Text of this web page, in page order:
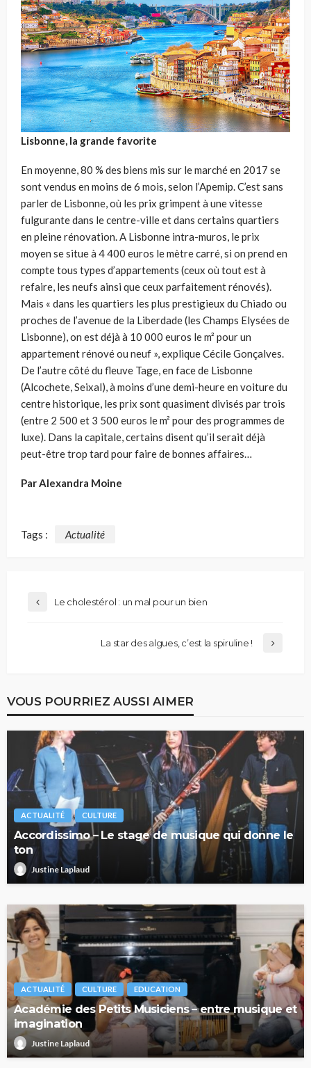
Lisbonne, la grande favorite
En moyenne, 80 % des biens mis sur le marché en 2017 se
sont vendus en moins de 6 mois, selon l’Apemip. C’est sans
parler de Lisbonne, où les prix grimpent à une vitesse
fulgurante dans le centre-ville et dans certains quartiers
en pleine rénovation. A Lisbonne intra-muros, le prix
moyen se situe à 4 400 euros le mètre carré, si on prend en
compte tous types d’appartements (ceux où tout est à
refaire, les neufs ainsi que ceux parfaitement rénovés).
Mais « dans les quartiers les plus prestigieux du Chiado ou
proches de l’avenue de la Liberdade (les Champs Elysées de
Lisbonne), on est déjà à 10 000 euros le m² pour un
appartement rénové ou neuf », explique Cécile Gonçalves.
De l’autre côté du fleuve Tage, en face de Lisbonne
(Alcochete, Seixal), à moins d’une demi-heure en voiture du
centre historique, les prix sont quasiment divisés par trois
(entre 2 500 et 3 500 euros le m² pour des programmes de
luxe). Dans la capitale, certains disent qu’il serait déjà
peut-être trop tard pour faire de bonnes affaires…
Par Alexandra Moine
Tags : Actualité
Le cholestérol : un mal pour un bien
La star des algues, c’est la spiruline !
VOUS POURRIEZ AUSSI AIMER
ACTUALITÉ CULTURE
Accordissimo – Le stage de musique qui donne le
ton
Justine Laplaud
ACTUALITÉ CULTURE EDUCATION
Académie des Petits Musiciens – entre musique et
imagination
Justine Laplaud